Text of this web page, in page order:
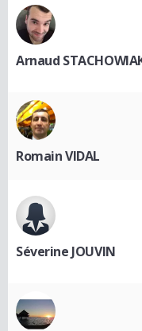
Arnaud
Romain VIDAL
Séverine JOUVIN